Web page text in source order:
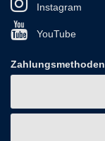
Instagram
YouTube
Zahlungsmethoden